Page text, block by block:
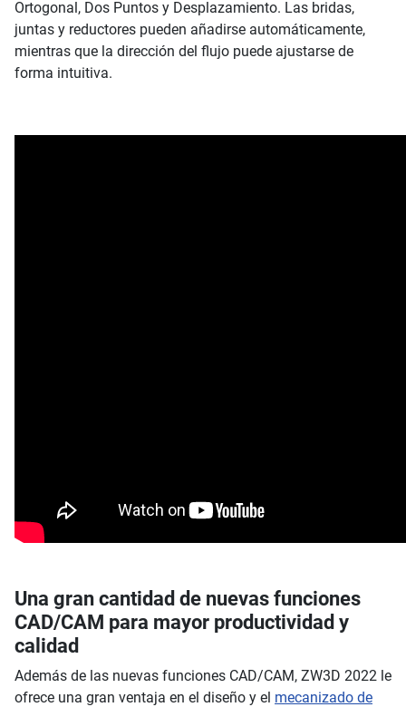
Ortogonal, Dos Puntos y Desplazamiento. Las bridas,
juntas y reductores pueden añadirse automáticamente,
mientras que la dirección del flujo puede ajustarse de
forma intuitiva.
Una gran cantidad de nuevas funciones
CAD/CAM para mayor productividad y
calidad
Además de las nuevas funciones CAD/CAM, ZW3D 2022 le
ofrece una gran ventaja en el diseño y el mecanizado de